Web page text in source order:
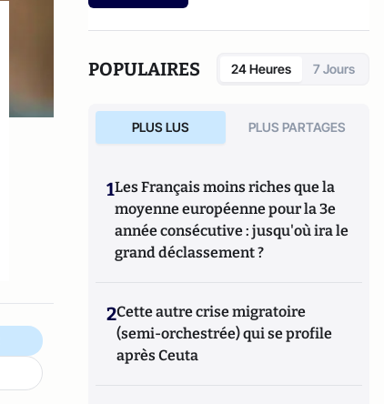
POPULAIRES 24 Heures 7 Jours
PLUS LUS PLUS PARTAGES
1Les Français moins riches que la
moyenne européenne pour la 3e
année consécutive : jusqu'où ira le
grand déclassement ?
2Cette autre crise migratoire
(semi-orchestrée) qui se profile
après Ceuta